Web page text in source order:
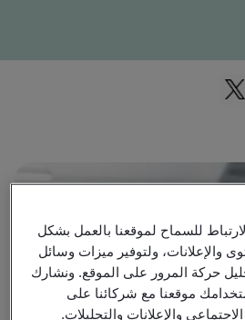
للسماح لموقعنا بالعمل بشكل
والإعلانات، ولتوفير ميزات وسائل
حركة المرور على الموقع. ونشارك
موقعنا مع شركائنا على
والإعلانات والتحليلات.